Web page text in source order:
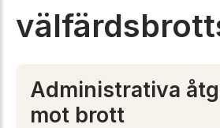
Administrativa
mot brott